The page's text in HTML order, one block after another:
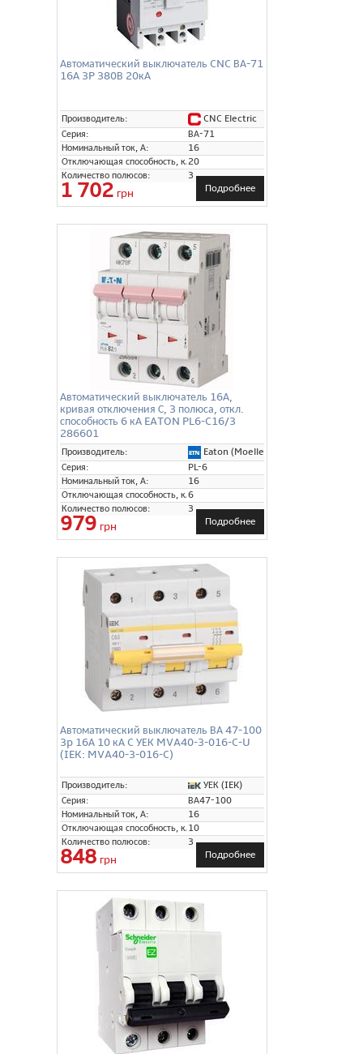
Автоматический выключатель CNC ВА-71
16А 3P 380В 20кА
Производитель:
CNC Electric
Серия:
ВА-71
Номинальный ток, А:
16
Отключающая способность, кА:20
Количество полюсов:
3
1 702 грн Подробнее
Автоматический выключатель 16А,
кривая отключения С, 3 полюса, откл.
способность 6 кА EATON PL6-C16/3
286601
Производитель:
Eaton (Moeller)
Серия:
PL-6
Номинальный ток, А:
16
Отключающая способность, кА:
6
Количество полюсов:
3
979 грн Подробнее
Автоматический выключатель ВА 47-100
3p 16А 10 кА C УЕК MVA40-3-016-C-U
(IEK: MVA40-3-016-C)
Производитель:
УЕК (IEK)
Серия:
ВА47-100
Номинальный ток, А:
16
Отключающая способность, кА:10
Количество полюсов:
3
848 грн Подробнее